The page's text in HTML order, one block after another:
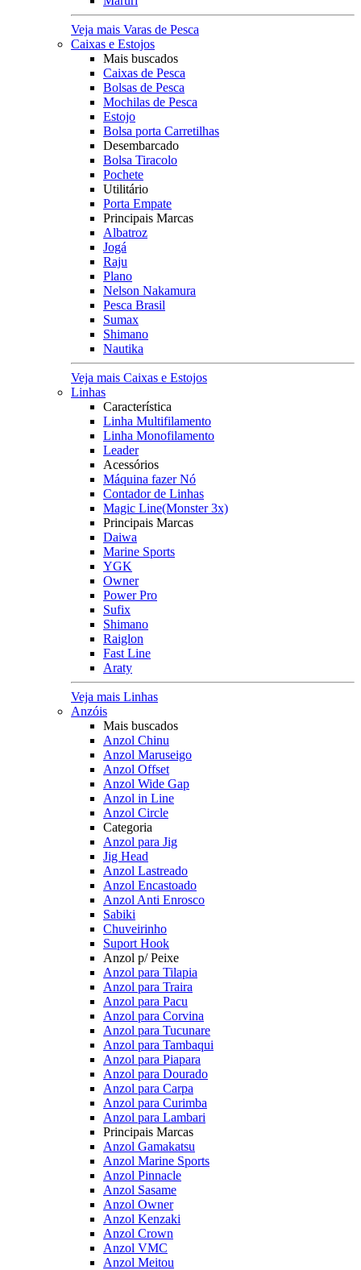
Veja mais Varas de Pesca
Caixas e Estojos
Mais buscados
Caixas de Pesca
Bolsas de Pesca
Mochilas de Pesca
Estojo
Bolsa porta Carretilhas
Desembarcado
Bolsa Tiracolo
Pochete
Utilitário
Porta Empate
Principais Marcas
Albatroz
Jogá
Raju
Plano
Nelson Nakamura
Pesca Brasil
Sumax
Shimano
Nautika
Veja mais Caixas e Estojos
Linhas
Característica
Linha Multifilamento
Linha Monofilamento
Leader
Acessórios
Máquina fazer Nó
Contador de Linhas
Magic Line(Monster 3x)
Principais Marcas
Daiwa
Marine Sports
YGK
Owner
Power Pro
Sufix
Shimano
Raiglon
Fast Line
Araty
Veja mais Linhas
Anzóis
Mais buscados
Anzol Chinu
Anzol Maruseigo
Anzol Offset
Anzol Wide Gap
Anzol in Line
Anzol Circle
Categoria
Anzol para Jig
Jig Head
Anzol Lastreado
Anzol Encastoado
Anzol Anti Enrosco
Sabiki
Chuveirinho
Suport Hook
Anzol p/ Peixe
Anzol para Tilapia
Anzol para Traira
Anzol para Pacu
Anzol para Corvina
Anzol para Tucunare
Anzol para Tambaqui
Anzol para Piapara
Anzol para Dourado
Anzol para Carpa
Anzol para Curimba
Anzol para Lambari
Principais Marcas
Anzol Gamakatsu
Anzol Marine Sports
Anzol Pinnacle
Anzol Sasame
Anzol Owner
Anzol Kenzaki
Anzol Crown
Anzol VMC
Anzol Meitou